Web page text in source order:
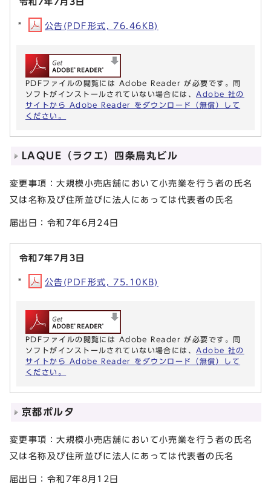
公告(PDF形式, 76.46KB)
PDFファイルの閲覧には Adobe Reader が必要です。同
ソフトがインストールされていない場合には、 Adobe 社の
サイトから Adobe Reader をダウンロード（無償）して
ください。
LAQUE（ラクエ）四条烏丸ビル
変更事項：大規模小売店舗において小売業を行う者の氏名
又は名称及び住所並びに法人にあっては代表者の氏名
届出日：令和7年6月24日
令和7年7月3日
公告(PDF形式, 75.10KB)
PDFファイルの閲覧には Adobe Reader が必要です。同
ソフトがインストールされていない場合には、 Adobe 社の
サイトから Adobe Reader をダウンロード（無償）して
ください。
京都ポルタ
変更事項：大規模小売店舗において小売業を行う者の氏名
又は名称及び住所並びに法人にあっては代表者の氏名
届出日：令和7年8月12日